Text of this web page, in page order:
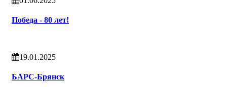
Победа - 80 лет!
19.01.2025
БАРС-Брянск